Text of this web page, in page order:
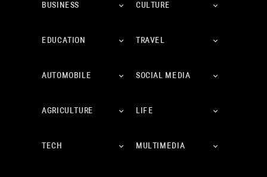
BUSINESS CULTURE
EDUCATION TRAVEL
AUTOMOBILE SOCIAL MEDIA
AGRICULTURE LIFE
TECH MULTIMEDIA